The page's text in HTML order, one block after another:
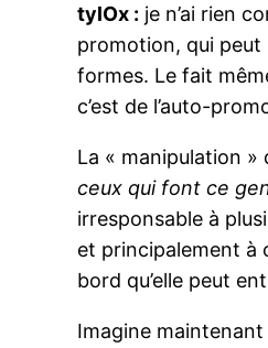
tylOx : je n’ai rien
promotion, qui peut
formes. Le fait
c’est de l’auto-
La « manipulation »
ceux qui font ce
irresponsable à
et principalement à
bord qu’elle peut
Imagine